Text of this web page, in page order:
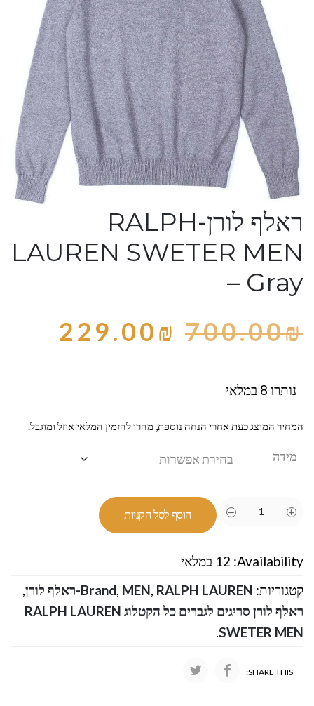
ראלף לורן-RALPH
LAUREN SWETER MEN
– Gray
700.00₪
229.00₪
נותרו 8 במלאי
המחיר המוצג כעת אחרי הנחה נוספת, מהרו להזמין המלאי אוזל ומוגבל.
מידה
הוסף לסל הקניות
Availability: 12 במלאי
קטגוריות:
Brand, MEN, RALPH LAUREN-ראלף לורן
,
ראלף לורן סריגים לגברים כל הקטלוג RALPH LAUREN
SWETER MEN
.
SHARE THIS: